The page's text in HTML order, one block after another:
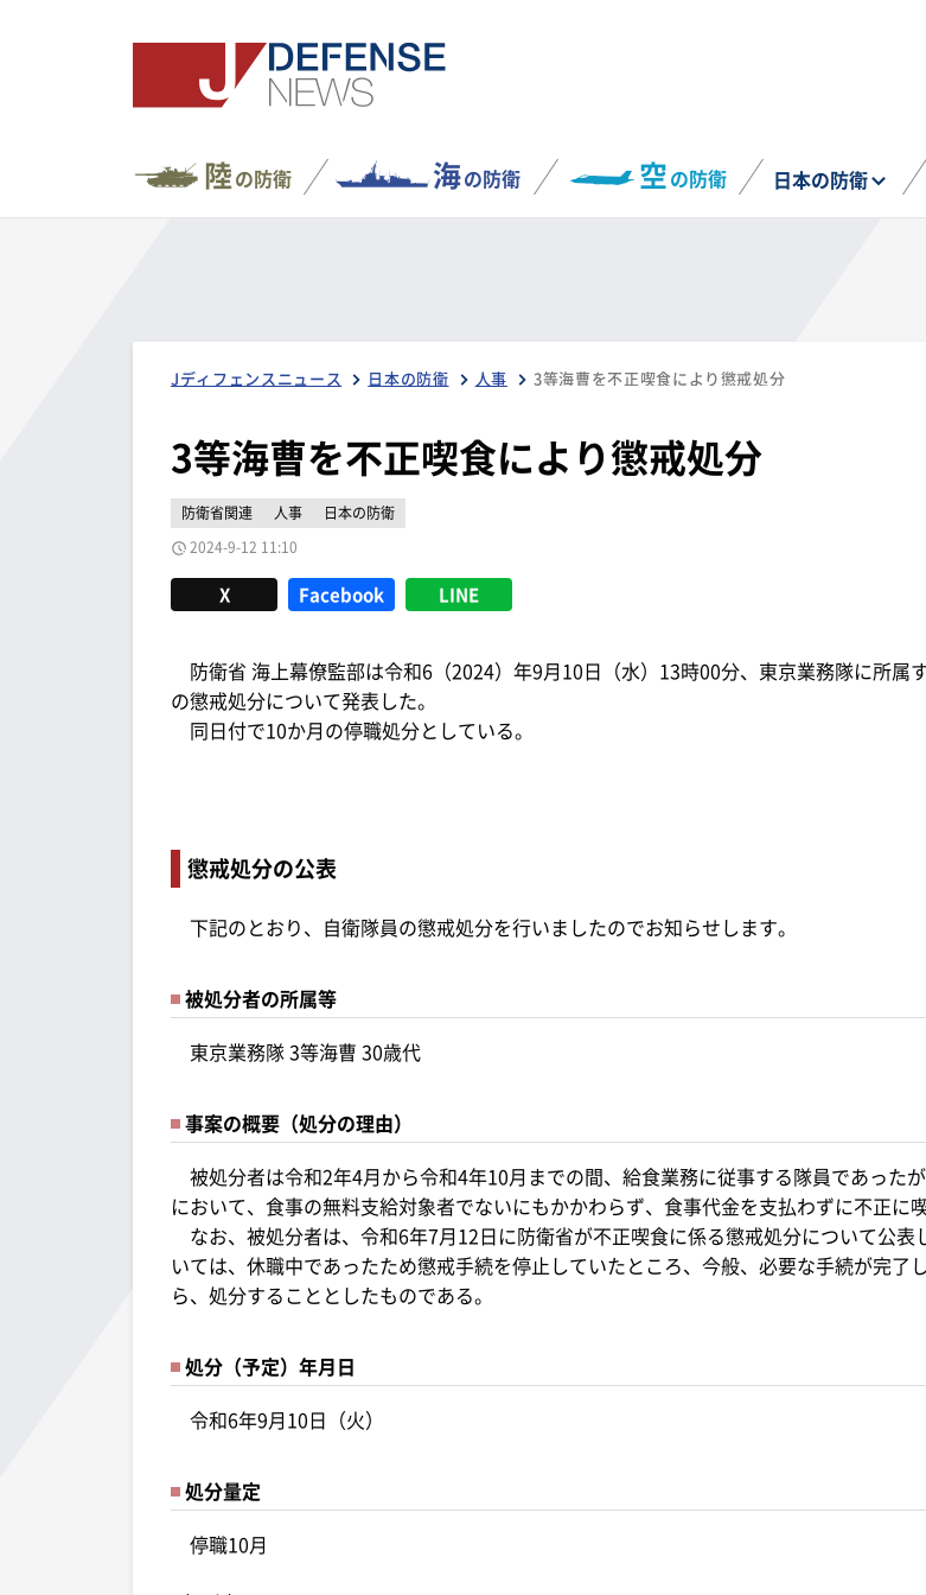
陸の防衛 海の防衛 空の防衛 日本の防衛
Jディフェンスニュース 日本の防衛 人事 3等海曹を不正喫食により懲戒処分
3等海曹を不正喫食により懲戒処分
防衛省関連 人事
日本の防衛
2024-9-12 11:10
X Facebook LINE
防衛省 海上幕僚監部は令和6（2024）年9月10日（水）13時00分、東京業務隊に所属
の懲戒処分について発表した。
同日付で10か月の停職処分としている。
懲戒処分の公表
下記のとおり、自衛隊員の懲戒処分を行いましたのでお知らせします。
被処分者の所属等
東京業務隊 3等海曹 30歳代
事案の概要（処分の理由）
被処分者は令和2年4月から令和4年10月までの間、給食業務に従事する隊員であった
において、食事の無料支給対象者でないにもかかわらず、食事代金を支払わずに不正に喫
なお、被処分者は、令和6年7月12日に防衛省が不正喫食に係る懲戒処分について公表
いては、休職中であったため懲戒手続を停止していたところ、今般、必要な手続が完了
ら、処分することとしたものである。
処分（予定）年月日
令和6年9月10日（火）
処分量定
停職10月